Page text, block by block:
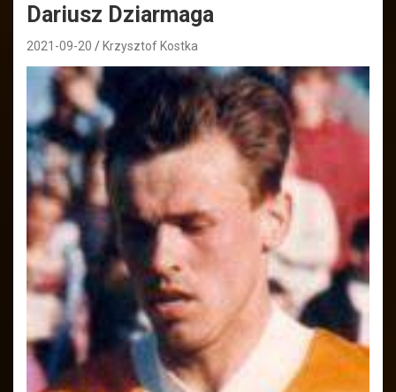
Dariusz Dziarmaga
2021-09-20 Krzysztof Kostka